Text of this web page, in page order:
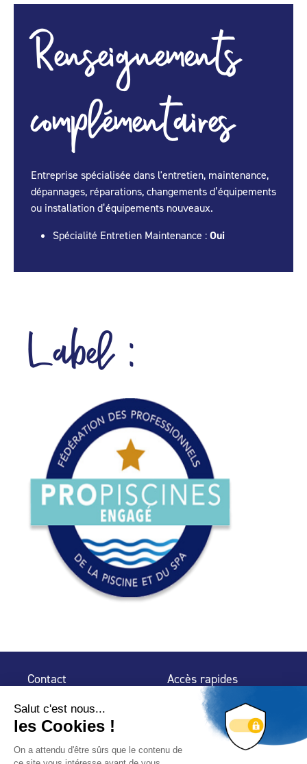
Renseignements
complémentaires
Entreprise spécialisée dans l'entretien, maintenance,
dépannages, réparations, changements d’équipements
ou installation d’équipements nouveaux.
Spécialité Entretien Maintenance : Oui
Label :
Contact
32 rue de Mogador
75 009 Paris
Accès rapides
Espace Presse
Trouver un
professionnel